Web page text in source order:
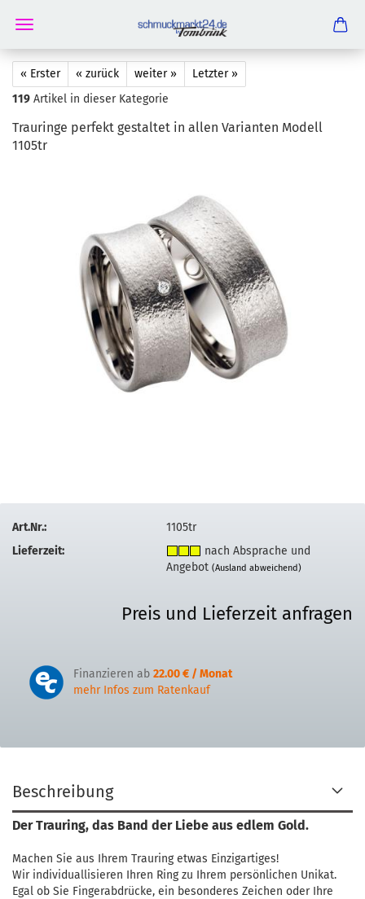
« Erster « zurück weiter »
Letzter »
119 Artikel in dieser Kategorie
Trau­rin­ge per­fekt ge­stal­tet in allen Va­ri­an­ten Mo­dell
1105tr
Art.Nr.:
1105tr
Lieferzeit:
nach Absprache und
Angebot(Ausland abweichend)
Preis und Lieferzeit anfragen
Finanzieren ab 22.00 € / Monat
mehr Infos zum Ratenkauf
Beschreibung
Der Trauring, das Band der Liebe aus edlem Gold.
Machen Sie aus Ihrem Trauring etwas Einzigartiges!
Wir individuallisieren Ihren Ring zu Ihrem persönlichen Unikat.
Egal ob Sie Fingerabdrücke, ein besonderes Zeichen oder Ihre